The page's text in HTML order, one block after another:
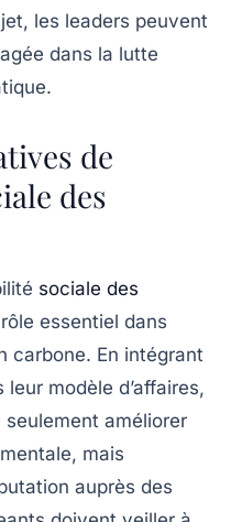
les leaders peuvent
dans la lutte
de
des
sociale des
essentiel dans
carbone. En intégrant
modèle d’affaires,
améliorer
mais
auprès des